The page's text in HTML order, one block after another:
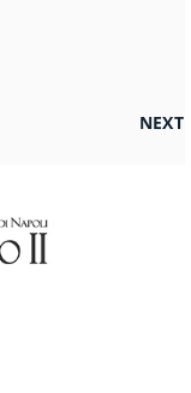
NEXT
NEXT